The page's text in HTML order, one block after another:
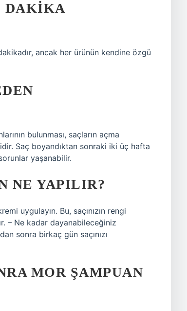
DAKIKA
ancak her ürünün kendine özgü
bulunması, saçların açma
Saç boyandıktan sonraki iki üç hafta
yaşanabilir.
NE YAPILIR?
uygulayın. Bu, saçınızın rengi
– Ne kadar dayanabileceğiniz
sonra birkaç gün saçınızı
MOR ŞAMPUAN